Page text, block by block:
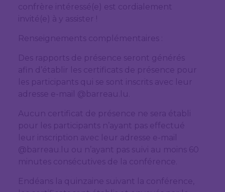
confrère intéressé(e) est cordialement
invité(e) à y assister !
Renseignements complémentaires :
Des rapports de présence seront générés
afin d’établir les certificats de présence pour
les participants qui se sont inscrits avec leur
adresse e-mail @barreau.lu.
Aucun certificat de présence ne sera établi
pour les participants n’ayant pas effectué
leur inscription avec leur adresse e-mail
@barreau.lu ou n’ayant pas suivi au moins 60
minutes consécutives de la conférence.
Endéans la quinzaine suivant la conférence,